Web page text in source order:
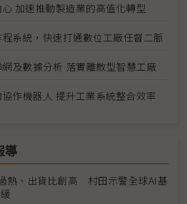
加速推動製造業的高值化轉型
系統，快速打通數位工廠任督二脈
及數據分析 落實離散型智慧工廠
作機器人 提升工業系統整合效率
導
熱、出貨比創高 村田示警全球AI基